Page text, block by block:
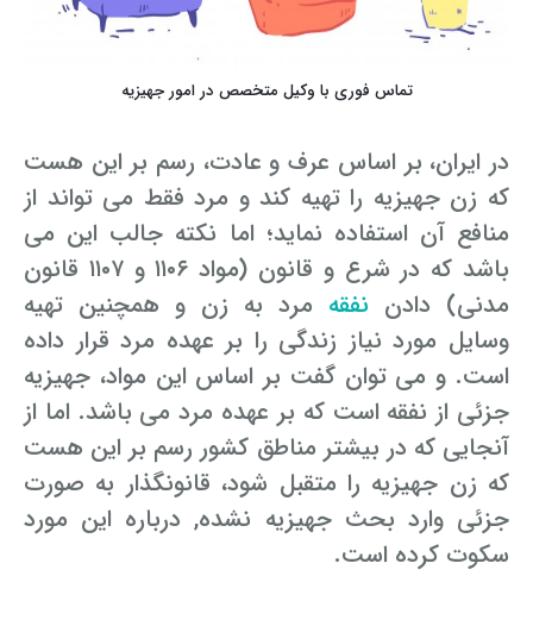
تماس فوری با وکیل متخصص در امور جهیزیه
در ایران، بر اساس عرف و عادت، رسم بر این هست
که زن جهیزیه را تهیه کند و مرد فقط می تواند از
منافع آن استفاده نماید؛ اما نکته جالب این می
باشد که در شرع و قانون (مواد ۱۱۰۶ و ۱۱۰۷ قانون
مدنی) دادن نفقه مرد به زن و همچنین تهیه
وسایل مورد نیاز زندگی را بر عهده مرد قرار داده
است. و می توان گفت بر اساس این مواد، جهیزیه
جزئی از نفقه است که بر عهده مرد می باشد. اما از
آنجایی که در بیشتر مناطق کشور رسم بر این هست
که زن جهیزیه را متقبل شود، قانونگذار به صورت
جزئی وارد بحث جهیزیه نشده, درباره این مورد
سکوت کرده است.